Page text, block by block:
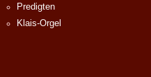
Predigten
Klais-Orgel